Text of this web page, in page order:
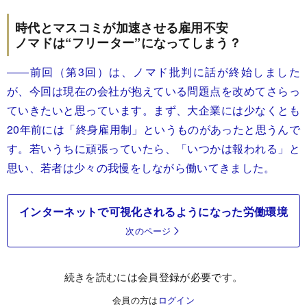
時代とマスコミが加速させる雇用不安
ノマドは“フリーター”になってしまう？
――前回（第3回） は、ノマド批判に話が終始しました
が、今回は現在の会社が抱えている問題点を改めてさらっ
ていきたいと思っています。まず、大企業には少なくとも
20年前には「終身雇用制」というものがあったと思うんで
す。若いうちに頑張っていたら、「いつかは報われる」と
思い、若者は少々の我慢をしながら働いてきました。
インターネットで可視化されるようになった労働環境
次のページ
続きを読むには会員登録が必要です。
会員の方は ログイン